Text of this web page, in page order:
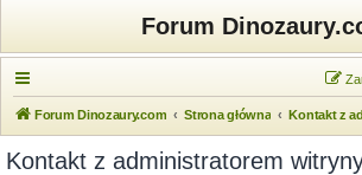
Forum
Forum Dinozaury.com Strona główna
Kontakt z administratorem